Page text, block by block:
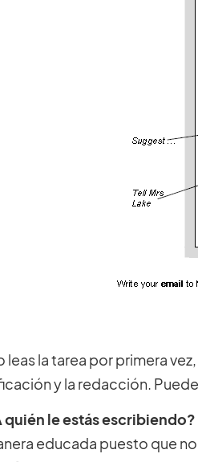
leas la tarea por primera
y la redacción.
quién le estás escribiendo?
educada puesto que